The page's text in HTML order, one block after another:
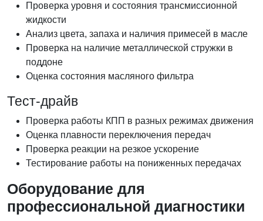
Проверка уровня и состояния трансмиссионной
жидкости
Анализ цвета, запаха и наличия примесей в масле
Проверка на наличие металлической стружки в
поддоне
Оценка состояния масляного фильтра
Тест-драйв
Проверка работы КПП в разных режимах движения
Оценка плавности переключения передач
Проверка реакции на резкое ускорение
Тестирование работы на пониженных передачах
Оборудование для
профессиональной диагностики